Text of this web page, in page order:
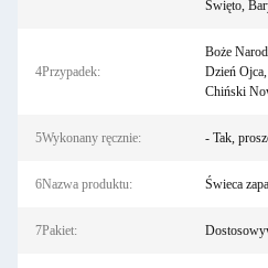
Święto,
4Przypadek:
Boże
Dzień
Chiński
5Wykonany ręcznie: - Tak,
6Nazwa produktu: Świeca
7Pakiet: